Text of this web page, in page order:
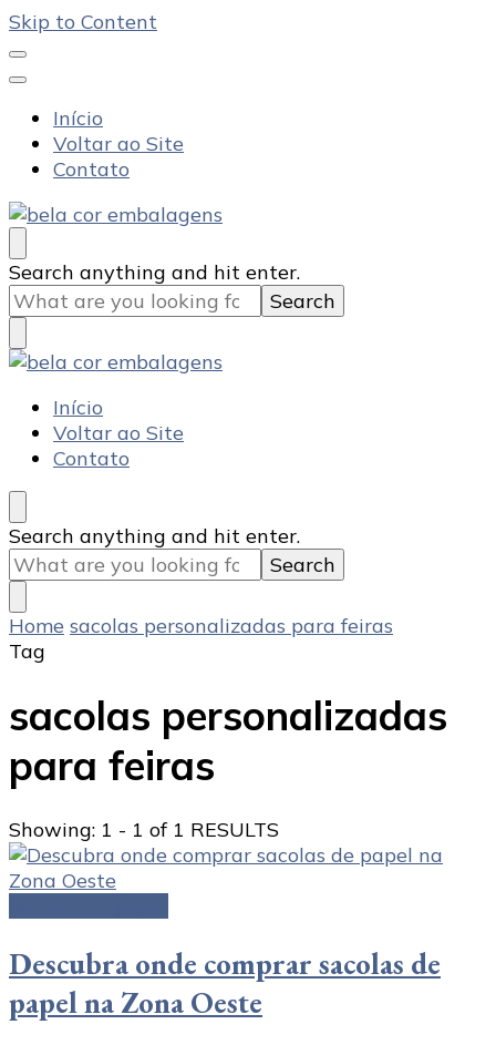
Skip to Content
Início
Voltar ao Site
Contato
Bela Cor Embalagens
Blog
Looking
for
Something?
Search anything and hit enter.
Bela Cor Embalagens
Blog
Início
Voltar ao Site
Contato
Looking
for
Something?
Search anything and hit enter.
Home sacolas personalizadas para feiras
Tag
sacolas personalizadas
para feiras
Showing: 1 - 1 of 1 RESULTS
Descubra onde comprar sacolas de
papel na Zona Oeste